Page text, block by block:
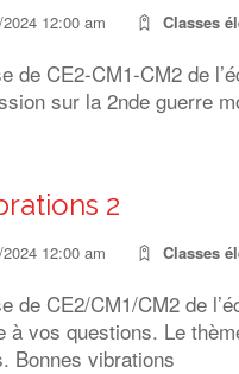
12:00 am Classes
de CE2-CM1-CM2 de
sur la 2nde guerre
2
12:00 am Classes
de CE2/CM1/CM2 de
à vos questions. Le
Bonnes vibrations